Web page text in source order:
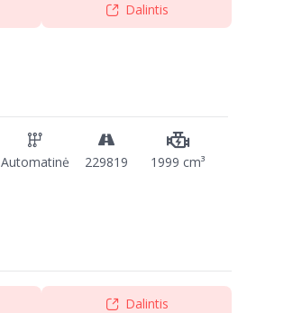
Dalintis
Automatinė 229819 1999 cm³
Dalintis